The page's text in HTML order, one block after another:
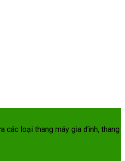
các loại thang máy gia đình, thang